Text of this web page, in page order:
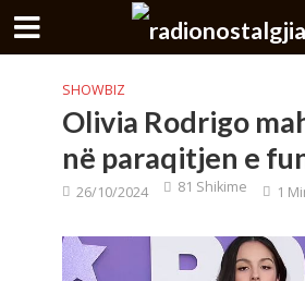
SHOWBIZ
Olivia Rodrigo
në paraqitjen e
26/10/2024 81 Shikime 1